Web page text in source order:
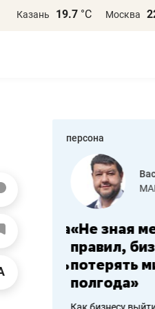
Казань 19.7 °С Москва
персона
работа «Не зная
правил,
потерять
полгода»